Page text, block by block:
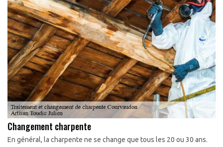
Changement charpente
En général, la charpente ne se change que tous les 20 ou 30 ans.